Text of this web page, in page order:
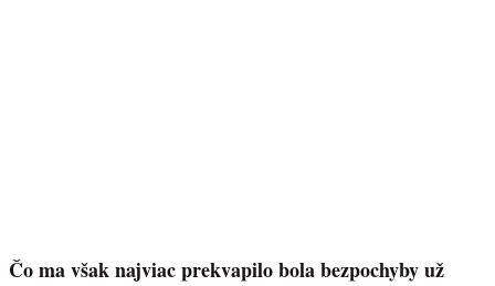
Čo ma však najviac prekvapilo bola bezpochyby už